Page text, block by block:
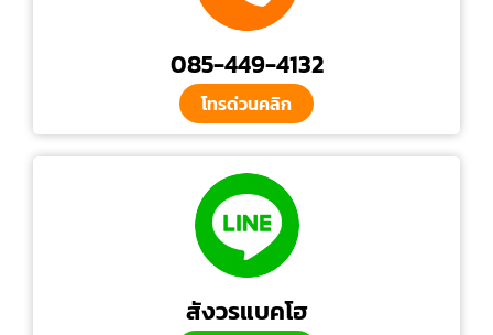
085-449-4132
โทรด่วนคลิก
สังวรแบคโฮ